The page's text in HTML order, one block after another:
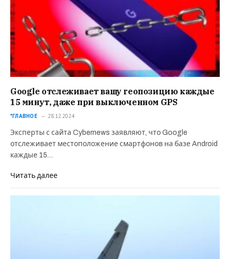
Google отслеживает вашу геопозицию каждые
15 минут, даже при выключенном GPS
*ГЛАВНОЕ 28.12.2024
Эксперты с сайта Cybernews заявляют, что Google
отслеживает местоположение смартфонов на базе Android
каждые 15…
Читать далее